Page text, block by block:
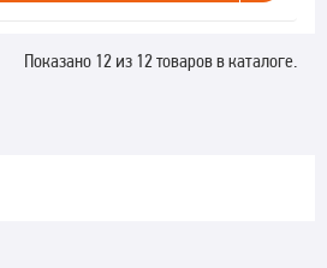
Показано 12 из 12 товаров в каталоге.